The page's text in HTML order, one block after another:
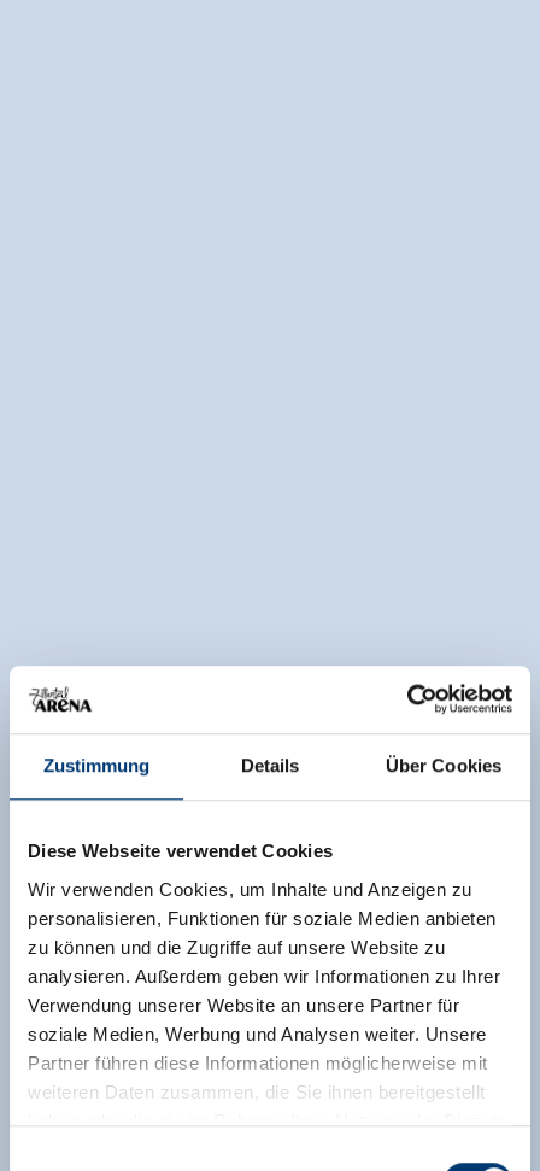
Zustimmung Details Über Cookies
Diese Webseite verwendet Cookies
Wir verwenden Cookies, um Inhalte und Anzeigen zu
personalisieren, Funktionen für soziale Medien anbieten
zu können und die Zugriffe auf unsere Website zu
analysieren. Außerdem geben wir Informationen zu Ihrer
Verwendung unserer Website an unsere Partner für
soziale Medien, Werbung und Analysen weiter. Unsere
Partner führen diese Informationen möglicherweise mit
weiteren Daten zusammen, die Sie ihnen bereitgestellt
haben oder die sie im Rahmen Ihrer Nutzung der Dienste